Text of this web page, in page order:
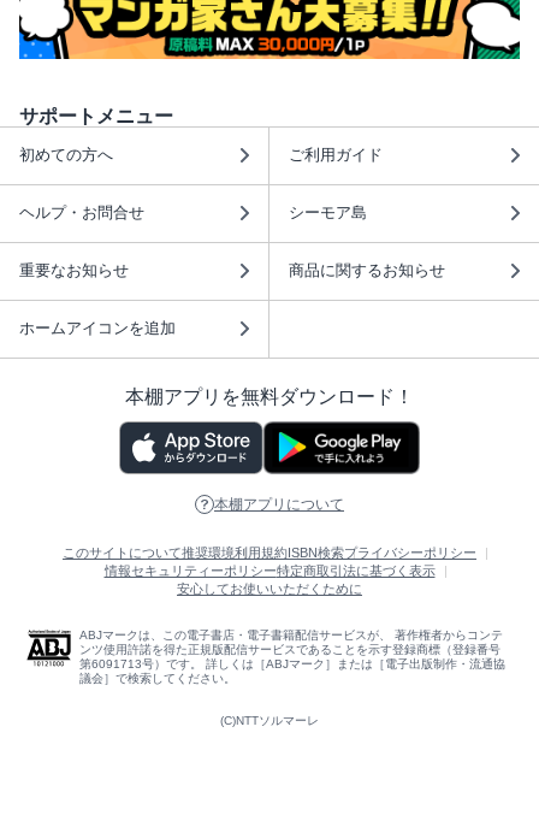
サポートメニュー
初めての方へ ご利用ガイド
ヘルプ・お問合せ シーモア島
重要なお知らせ 商品に関するお知らせ
ホームアイコンを追加
本棚アプリを無料ダウンロード！
本棚アプリについて
このサイトについて推奨環境利用規約 ISBN検索プライバシーポリシー
情報セキュリティーポリシー特定商取引法に基づく表示
安心してお使いいただくために
ABJマークは、この電子書店・電子書籍配信サービスが、 著作権者からコンテ
ンツ使用許諾を得た正規版配信サービスであることを示す登録商標（登録番号
第6091713号）です。 詳しくは［ABJマーク］または［電子出版制作・流通協
議会］で検索してください。
(C)NTTソルマーレ